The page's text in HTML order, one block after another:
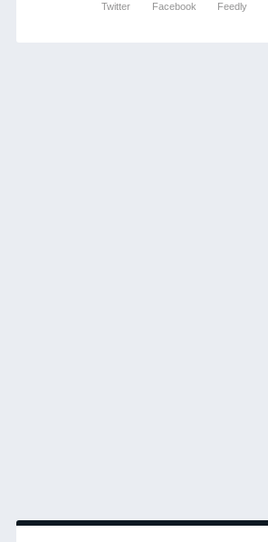
Twitter Facebook Feedly